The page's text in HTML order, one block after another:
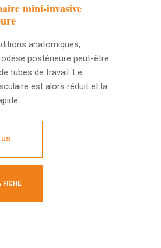
mini-invasive
anatomiques,
postérieure peut-être
tubes de travail. Le
est alors réduit et la
FICHE